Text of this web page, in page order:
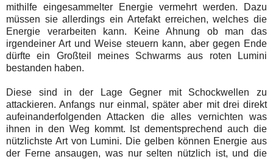
mithilfe eingesammelter Energie vermehrt werden. Dazu
müssen sie allerdings ein Artefakt erreichen, welches die
Energie verarbeiten kann. Keine Ahnung ob man das
irgendeiner Art und Weise steuern kann, aber gegen Ende
dürfte ein Großteil meines Schwarms aus roten Lumini
bestanden haben.
Diese sind in der Lage Gegner mit Schockwellen zu
attackieren. Anfangs nur einmal, später aber mit drei direkt
aufeinanderfolgenden Attacken die alles vernichten was
ihnen in den Weg kommt. Ist dementsprechend auch die
nützlichste Art von Lumini. Die gelben können Energie aus
der Ferne ansaugen, was nur selten nützlich ist, und die